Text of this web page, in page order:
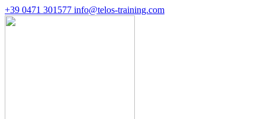
+39 0471 301577 info@telos-training.com